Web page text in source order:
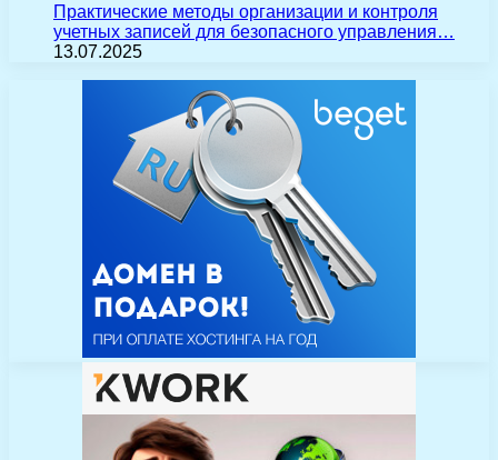
Практические методы организации и контроля
учетных записей для безопасного управления…
13.07.2025